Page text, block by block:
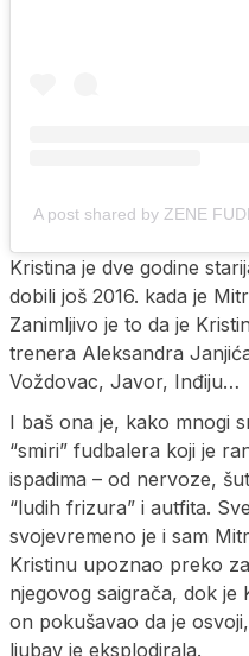
A post shared by ZENE
Kristina je dve godine
dobili još 2016. kada je
Zanimljivo je to da je
trenera Aleksandra
Voždovac, Javor, Inđiju…
I baš ona je, kako mnogi
“smiri” fudbalera koji je
ispadima – od nervoze,
“ludih frizura” i autfita.
svojevremeno je i sam
Kristinu upoznao preko
njegovog saigrača, dok je
on pokušavao da je
ljubav je eksplodirala.